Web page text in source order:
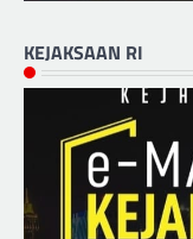
KEJAKSAAN RI